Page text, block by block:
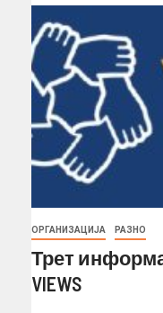
ОРГАНИЗАЦИЈА РАЗНО
Трет
VIEWS